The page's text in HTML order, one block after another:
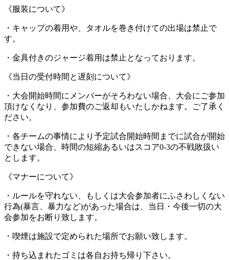
《服装について》
・キャップの着用や、タオルを巻き付けての出場は禁止で
す。
・金具付きのジャージ着用は禁止となっております。
《当日の受付時間と遅刻について》
・大会開始時間にメンバーがそろわない場合、大会にご参加
頂けなくなり、参加費のご返却もいたしかねます。ご了承く
ださい。
・各チームの事情により予定試合開始時間までに試合が開始
できない場合、時間の短縮あるいはスコア0-3の不戦敗扱い
とします。
《マナーについて》
・ルールを守れない、もしくは大会参加者にふさわしくない
行為(暴言、暴力など)があった場合は、当日・今後一切の大
会参加をお断り致します。
・喫煙は施設で定められた場所でお願い致します。
・持ち込まれたゴミは各自お持ち帰り下さい。